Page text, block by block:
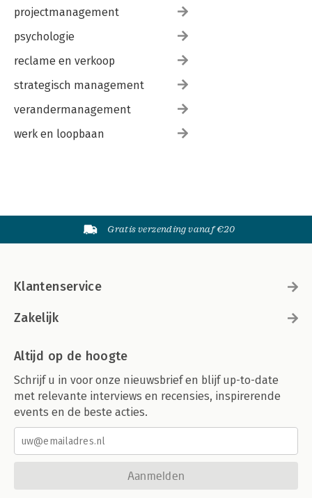
projectmanagement
psychologie
reclame en verkoop
strategisch management
verandermanagement
werk en loopbaan
Gratis verzending vanaf €20
Klantenservice
Zakelijk
Altijd op de hoogte
Schrijf u in voor onze nieuwsbrief en blijf up-to-date
met relevante interviews en recensies, inspirerende
events en de beste acties.
Aanmelden